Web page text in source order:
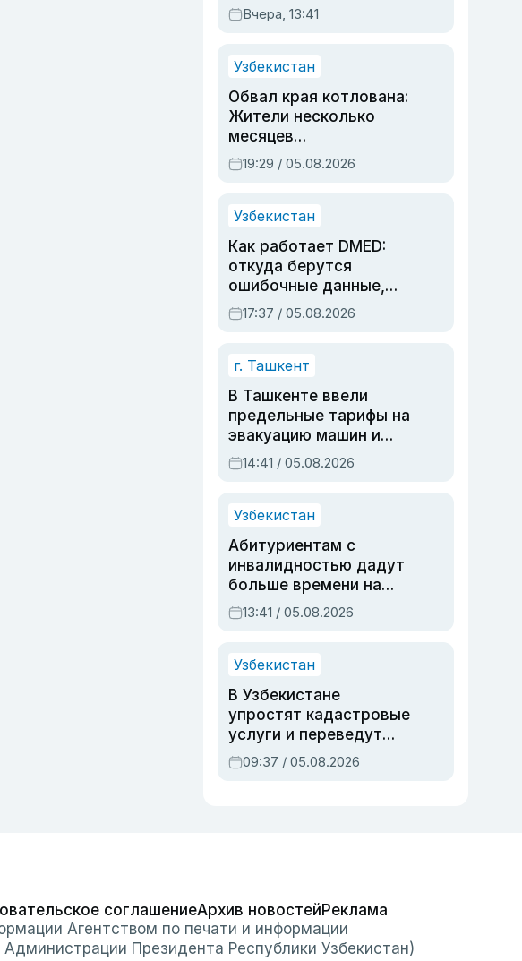
Вчера, 13:41
Узбекистан
Обвал края котлована:
Жители несколько
месяцев
предупреждали об
опасности, но стройка
19:29 / 05.08.2026
Узбекистан
Как работает DMED:
откуда берутся
ошибочные данные,
дубли аккаунтов и
очереди по онлайн-
17:37 / 05.08.2026
г. Ташкент
В Ташкенте ввели
предельные тарифы на
эвакуацию машин и
штрафстоянки
14:41 / 05.08.2026
Узбекистан
Абитуриентам с
инвалидностью дадут
больше времени на
вступительных
экзаменах
13:41 / 05.08.2026
Узбекистан
В Узбекистане
упростят кадастровые
услуги и переведут
регистрацию
недвижимости в
09:37 / 05.08.2026
соглашениеАрхив новостейРеклама
Агентством по печати и информации
Президента Республики Узбекистан)